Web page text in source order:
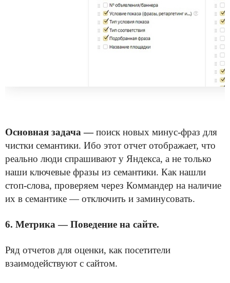
Основная задача —поиск новых минус-фраз для
чистки семантики. Ибо этот отчет отображает, что
реально люди спрашивают у Яндекса, а не только
наши ключевые фразы из семантики. Как нашли
стоп-слова, проверяем через Коммандер на наличие
их в семантике — отключить и заминусовать.
6. Метрика — Поведение на сайте.
Ряд отчетов для оценки, как посетители
взаимодействуют с сайтом.